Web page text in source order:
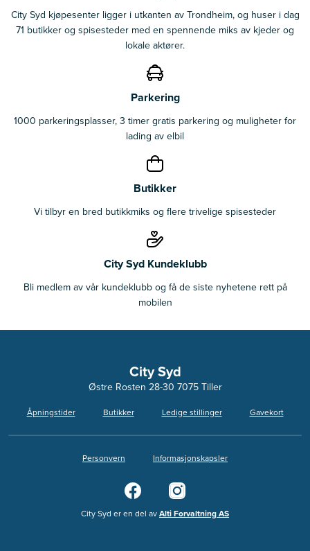
City Syd kjøpesenter ligger i utkanten av Trondheim, og huser i dag
71 butikker og spisesteder med en spennende miks av kjeder og
lokale aktører.
Parkering
1000 parkeringsplasser, 3 timer gratis parkering og muligheter for
lading av elbil
Butikker
Vi tilbyr en bred butikkmiks og flere trivelige spisesteder
City Syd Kundeklubb
Bli medlem av vår kundeklubb og få de siste nyhetene rett på
mobilen
City Syd
Østre Rosten 28-30 7075 Tiller
Åpningstider Butikker Ledige stillinger Gavekort
Personvern Informasjonskapsler
City Syd er en del avAlti Forvaltning AS